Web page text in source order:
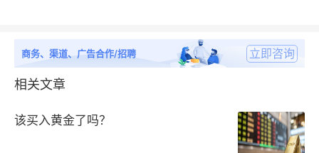
商务、渠道、广告合作/招聘 立即咨询
相关文章
该买入黄金了吗？